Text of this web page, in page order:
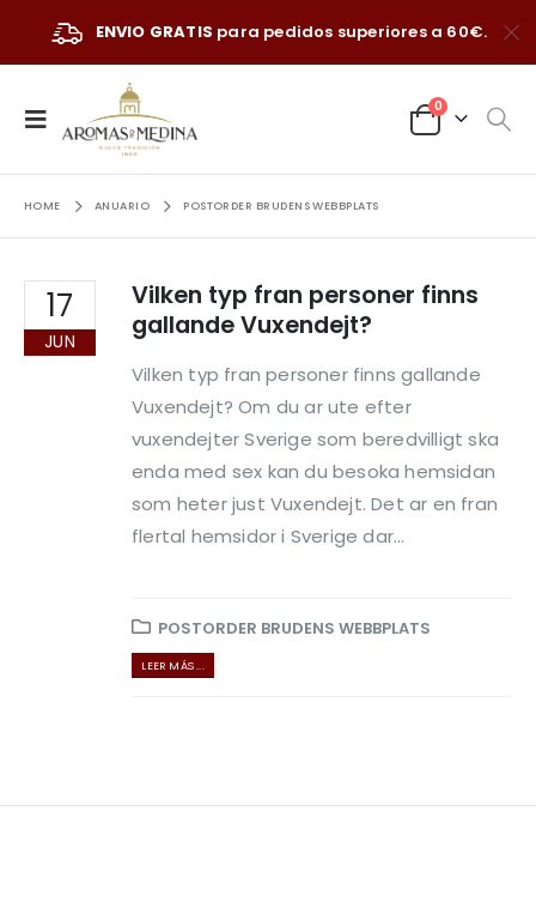
ENVIO GRATIS para pedidos superiores a 60€.
0
HOME ANUARIO POSTORDER BRUDENS WEBBPLATS
17
JUN
Vilken typ fran personer finns
gallande Vuxendejt?
Vilken typ fran personer finns gallande
Vuxendejt? Om du ar ute efter
vuxendejter Sverige som beredvilligt ska
enda med sex kan du besoka hemsidan
som heter just Vuxendejt. Det ar en fran
flertal hemsidor i Sverige dar...
POSTORDER BRUDENS WEBBPLATS
LEER MÁS ...